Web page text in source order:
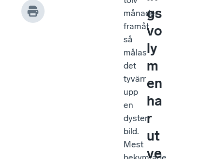
månader
framåt
så
målas
det
tyvärr
upp
en
dyster
bild.
Mest
gs
vo
ly
m
en
ha
r
ut
ve